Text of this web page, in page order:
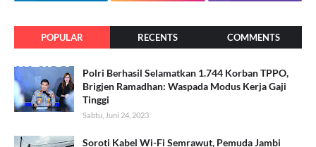
POPULAR RECENTS COMMENTS
Polri Berhasil Selamatkan 1.744 Korban TPPO,
Brigjen Ramadhan: Waspada Modus Kerja Gaji
Tinggi
Sabtu, Juni 24, 2023
Soroti Kabel Wi-Fi Semrawut, Pemuda Jambi